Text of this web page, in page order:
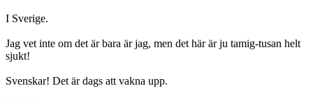
I Sverige.
Jag vet inte om det är bara är jag, men det här är ju tamig-tusan helt
sjukt!
Svenskar! Det är dags att vakna upp.